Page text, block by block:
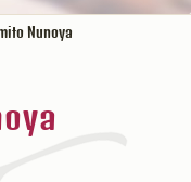
Nunoya